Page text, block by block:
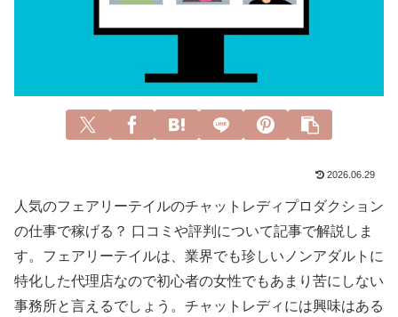
2026.06.29
人気のフェアリーテイルのチャットレディプロダクション
の仕事で稼げる？ 口コミや評判について記事で解説しま
す。フェアリーテイルは、業界でも珍しいノンアダルトに
特化した代理店なので初心者の女性でもあまり苦にしない
事務所と言えるでしょう。チャットレディには興味はある